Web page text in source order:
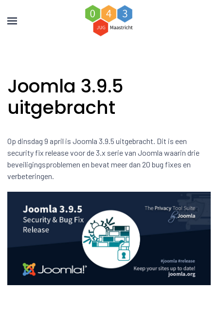
Joomla 3.9.5
uitgebracht
Op dinsdag 9 april is Joomla 3.9.5 uitgebracht. Dit is een
security fix release voor de 3.x serie van Joomla waarin drie
beveiligingsproblemen en bevat meer dan 20 bug fixes en
verbeteringen.